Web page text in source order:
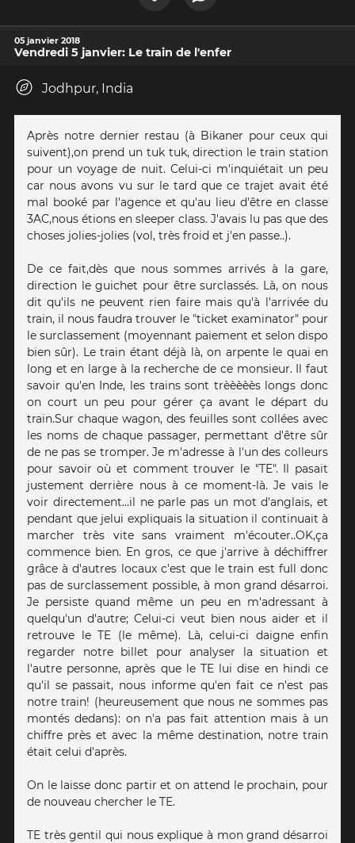
05 janvier 2018
Vendredi 5 janvier: Le train de l'enfer
Jodhpur, India
Après notre dernier restau (à Bikaner pour ceux qui
suivent),on prend un tuk tuk, direction le train station
pour un voyage de nuit. Celui-ci m'inquiétait un peu
car nous avons vu sur le tard que ce trajet avait été
mal booké par l'agence et qu'au lieu d'être en classe
3AC,nous étions en sleeper class. J'avais lu pas que des
choses jolies-jolies (vol, très froid et j'en passe..).
De ce fait,dès que nous sommes arrivés à la gare,
direction le guichet pour être surclassés. Là, on nous
dit qu'ils ne peuvent rien faire mais qu'à l'arrivée du
train, il nous faudra trouver le "ticket examinator" pour
le surclassement (moyennant paiement et selon dispo
bien sûr). Le train étant déjà là, on arpente le quai en
long et en large à la recherche de ce monsieur. Il faut
savoir qu'en Inde, les trains sont trèèèèès longs donc
on court un peu pour gérer ça avant le départ du
train.Sur chaque wagon, des feuilles sont collées avec
les noms de chaque passager, permettant d'être sûr
de ne pas se tromper. Je m'adresse à l'un des colleurs
pour savoir où et comment trouver le "TE". Il pasait
justement derrière nous à ce moment-là. Je vais le
voir directement...il ne parle pas un mot d'anglais, et
pendant que jelui expliquais la situation il continuait à
marcher très vite sans vraiment m'écouter..OK,ça
commence bien. En gros, ce que j'arrive à déchiffrer
grâce à d'autres locaux c'est que le train est full donc
pas de surclassement possible, à mon grand désarroi.
Je persiste quand même un peu en m'adressant à
quelqu'un d'autre; Celui-ci veut bien nous aider et il
retrouve le TE (le même). Là, celui-ci daigne enfin
regarder notre billet pour analyser la situation et
l'autre personne, après que le TE lui dise en hindi ce
qu'il se passait, nous informe qu'en fait ce n'est pas
notre train! (heureusement que nous ne sommes pas
montés dedans): on n'a pas fait attention mais à un
chiffre près et avec la même destination, notre train
était celui d'après.
On le laisse donc partir et on attend le prochain, pour
de nouveau chercher le TE.
TE très gentil qui nous explique à mon grand désarroi